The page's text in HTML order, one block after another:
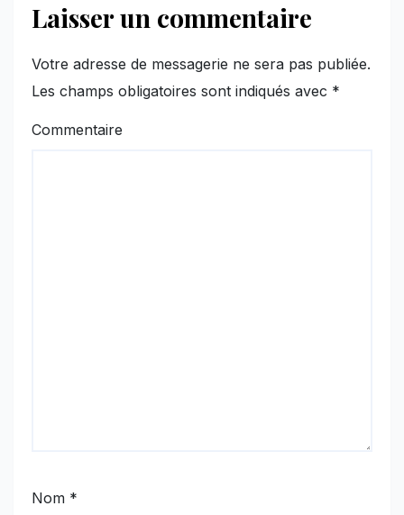
Laisser un commentaire
Votre adresse de messagerie ne sera pas publiée.
Les champs obligatoires sont indiqués avec *
Commentaire
Nom *